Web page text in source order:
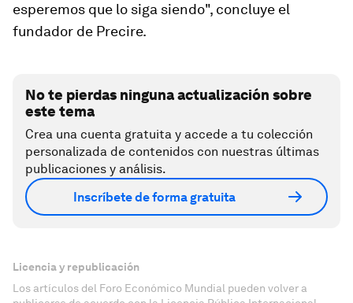
esperemos que lo siga siendo", concluye el
fundador de Precire.
No te pierdas ninguna actualización sobre
este tema
Crea una cuenta gratuita y accede a tu colección
personalizada de contenidos con nuestras últimas
publicaciones y análisis.
Inscríbete de forma gratuita
Licencia y republicación
Los artículos del Foro Económico Mundial pueden volver a